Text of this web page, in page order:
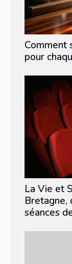
Comment
pour
La Vie et
Bretagne,
séances